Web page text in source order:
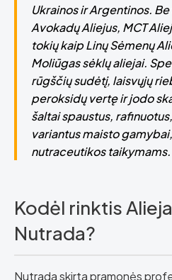
Ukrainos ir Argentinos.
Avokadų Aliejus, MCT
tokių kaip Linų Sėmenų
Moliūgas sėklų aliejai.
rūgščių sudėtį, laisvųjų
peroksidų vertę ir jodo
šaltai spaustus,
variantus maisto
nutraceutikos taikymams.
Kodėl rinktis
Nutrada?
Nutrada skirta pramonės